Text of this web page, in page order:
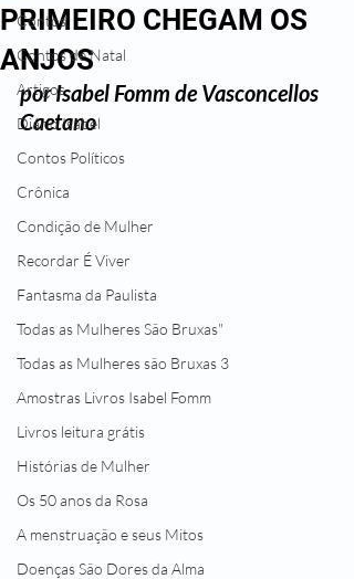
Contos
Contos de Natal
Artigos
Diário Isabel
Contos Políticos
Crônica
Condição de Mulher
Recordar É Viver
Fantasma da Paulista
Todas as Mulheres São Bruxas"
Todas as Mulheres são Bruxas 3
Amostras Livros Isabel Fomm
Livros leitura grátis
Histórias de Mulher
Os 50 anos da Rosa
A menstruação e seus Mitos
Doenças São Dores da Alma
PRIMEIRO CHEGAM OS
ANJOS
por Isabel Fomm de Vasconcellos
Caetano